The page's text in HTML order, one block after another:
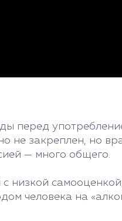
перед
не закреплен, но
— много общего.
низкой
человека на